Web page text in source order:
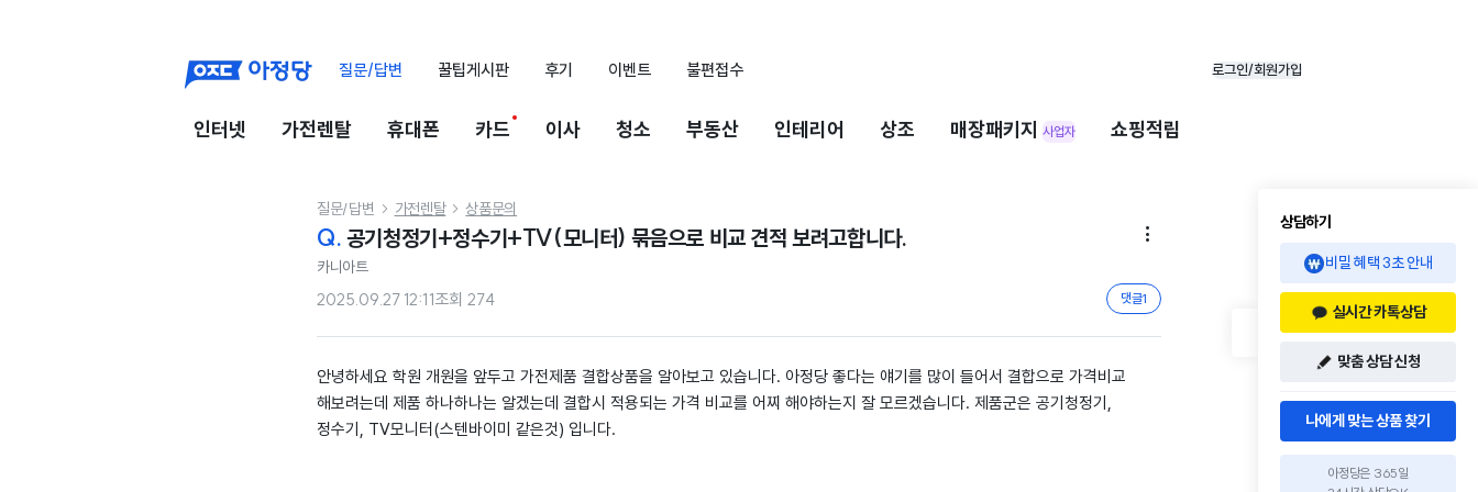
질문/답변 꿀팁게시판 후기 이벤트 불편접수 로그인/회원가입
인터넷 가전렌탈 휴대폰 카드 이사 청소 부동산 인테리어 상조 매장패키지 사업자 쇼핑적립
질문/답변  가전렌탈  상품문의
Q. 공기청정기+정수기+TV(모니터) 묶음으로 비교 견적 보려고합니다. 
카니아트
2025.09.27 12:11조회 274 댓글1
안녕하세요 학원 개원을 앞두고 가전제품 결합상품을 알아보고 있습니다. 아정당 좋다는 얘기를 많이 들어서 결합으로 가격비교
해보려는데 제품 하나하나는 알겠는데 결합시 적용되는 가격 비교를 어찌 해야하는지 잘 모르겠습니다. 제품군은 공기청정기,
정수기, TV모니터(스텐바이미 같은것) 입니다.
상담하기
비밀 혜택 3초 안내
실시간 카톡상담
맞춤 상담 신청
나에게 맞는 상품 찾기
아정당은 365일